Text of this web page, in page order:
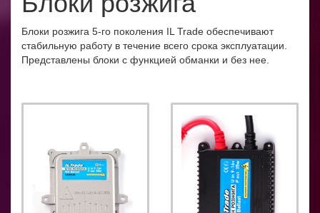
Блоки розжига 5-го поколения IL Trade обеспечивают
стабильную работу в течение всего срока эксплуатации.
Представлены блоки с функцией обманки и без нее.